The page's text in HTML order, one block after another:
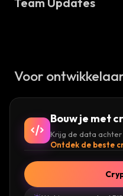
Voor
Bouw je met
Krijg de data achter
Ontdek de beste